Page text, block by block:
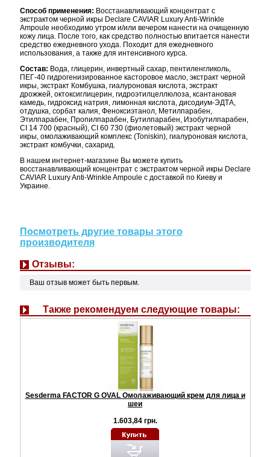
Способ применения: Восстанавливающий концентрат с
экстрактом черной икры Declare CAVIAR Luxury Anti-Wrinkle
Ampoule необходимо утром и/или вечером нанести на очищенную
кожу лица. После того, как средство полностью впитается нанести
средство ежедневного ухода. Походит для ежедневного
использования, а также для интенсивного курса.
Состав: Вода, глицерин, инвертный сахар, пентиленгликоль,
ПЕГ-40 гидрогенизированное касторовое масло, экстракт черной
икры, экстракт Комбушка, гиалуроновая кислота, экстракт
дрожжей, октоксиглицерин, гидроэтилцеллюлоза, ксантановая
камедь, гидроксид натрия, лимонная кислота, дисодиум-ЭДТА,
отдушка, сорбат калия, Феноксиэтанол, Метилпарабен,
Этилпарабен, Пропилпарабен, Бутилпарабен, Изобутилпарабен,
CI 14 700 (красный), CI 60 730 (фиолетовый) экстракт черной
икры, омолаживающий комплекс (Toniskin), гиалуроновая кислота,
экстракт комбучки, сахарид.
В нашем интернет-магазине Вы можете купить
восстанавливающий концентрат с экстрактом черной икры Declare
CAVIAR Luxury Anti-Wrinkle Ampoule с доставкой по Киеву и
Украине.
Посмотреть другие товары этого
производителя
Отзывы:
Ваш отзыв может быть первым.
Также рекомендуем следующие товары:
Sesderma FACTOR G OVAL Омолаживающий крем для лица и
шеи
1.603,84 грн.